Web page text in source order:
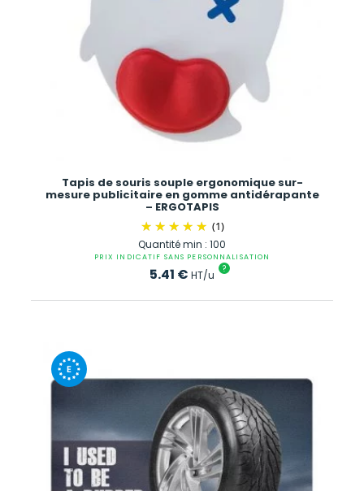
Tapis de souris souple ergonomique sur-
mesure publicitaire en gomme antidérapante
– ERGOTAPIS
(1)
Quantité min : 100
PRIX INDICATIF SANS PERSONNALISATION
5.41 € HT/u ?